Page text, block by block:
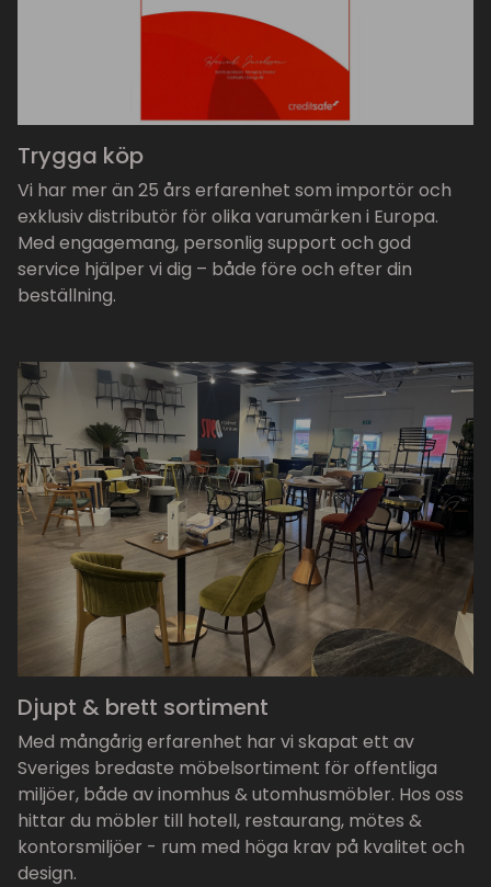
Trygga köp
Vi har mer än 25 års erfarenhet som importör och
exklusiv distributör för olika varumärken i Europa.
Med engagemang, personlig support och god
service hjälper vi dig – både före och efter din
beställning.
Djupt & brett sortiment
Med mångårig erfarenhet har vi skapat ett av
Sveriges bredaste möbelsortiment för offentliga
miljöer, både av inomhus & utomhusmöbler. Hos oss
hittar du möbler till hotell, restaurang, mötes &
kontorsmiljöer - rum med höga krav på kvalitet och
design.